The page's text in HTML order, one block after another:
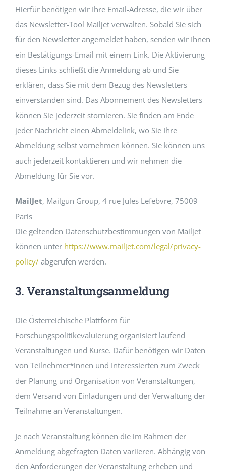
Hierfür benötigen wir Ihre Email-Adresse, die wir über
das Newsletter-Tool Mailjet verwalten. Sobald Sie sich
für den Newsletter angemeldet haben, senden wir Ihnen
ein Bestätigungs-Email mit einem Link. Die Aktivierung
dieses Links schließt die Anmeldung ab und Sie
erklären, dass Sie mit dem Bezug des Newsletters
einverstanden sind. Das Abonnement des Newsletters
können Sie jederzeit stornieren. Sie finden am Ende
jeder Nachricht einen Abmeldelink, wo Sie Ihre
Abmeldung selbst vornehmen können. Sie können uns
auch jederzeit kontaktieren und wir nehmen die
Abmeldung für Sie vor.
MailJet, Mailgun Group, 4 rue Jules Lefebvre, 75009
Paris
Die geltenden Datenschutzbestimmungen von Mailjet
können unter https://www.mailjet.com/legal/privacy-
policy/abgerufen werden.
3. Veranstaltungsanmeldung
Die Österreichische Plattform für
Forschungspolitikevaluierung organisiert laufend
Veranstaltungen und Kurse. Dafür benötigen wir Daten
von Teilnehmer*innen und Interessierten zum Zweck
der Planung und Organisation von Veranstaltungen,
dem Versand von Einladungen und der Verwaltung der
Teilnahme an Veranstaltungen.
Je nach Veranstaltung können die im Rahmen der
Anmeldung abgefragten Daten variieren. Abhängig von
den Anforderungen der Veranstaltung erheben und